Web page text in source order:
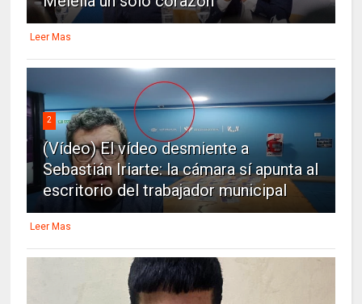
Leer Mas
2
(Vídeo) El vídeo desmiente a
Sebastián Iriarte: la cámara sí apunta al
escritorio del trabajador municipal
Leer Mas